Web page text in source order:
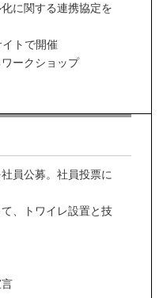
に関する連携協定を
トで開催
ークショップ
員公募。社員投票に
、トワイレ設置と技